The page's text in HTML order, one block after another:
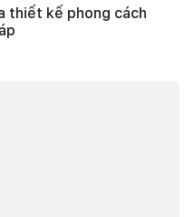
thiết kế phong cách